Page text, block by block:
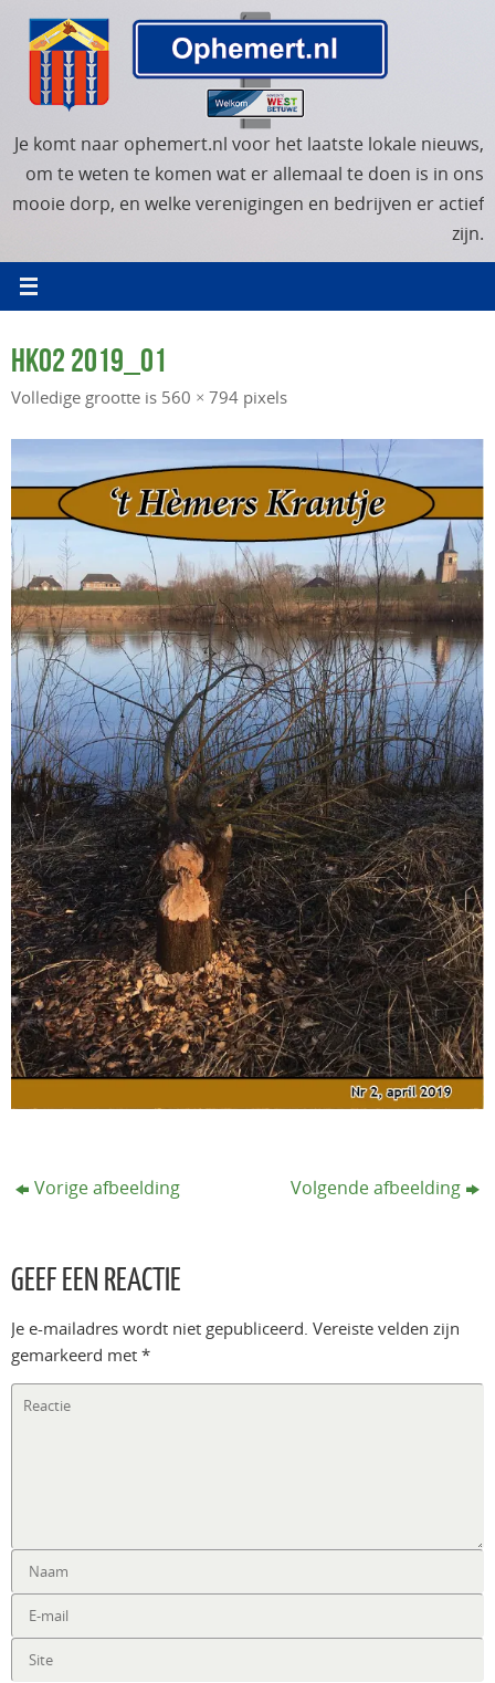
naar
inhoud
Je komt naar ophemert.nl voor het laatste lokale nieuws,
om te weten te komen wat er allemaal te doen is in ons
mooie dorp, en welke verenigingen en bedrijven er actief
zijn.
HK02 2019_01
Volledige grootte is 560 × 794 pixels
Vorige afbeelding Volgende afbeelding
GEEF EEN REACTIE
Je e-mailadres wordt niet gepubliceerd. Vereiste velden zijn
gemarkeerd met *